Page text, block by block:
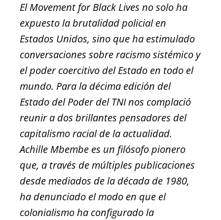
El Movement for Black Lives no solo ha
expuesto la brutalidad policial en
Estados Unidos, sino que ha estimulado
conversaciones sobre racismo sistémico y
el poder coercitivo del Estado en todo el
mundo. Para la décima edición del
Estado del Poder del TNI nos complació
reunir a dos brillantes pensadores del
capitalismo racial de la actualidad.
Achille Mbembe es un filósofo pionero
que, a través de múltiples publicaciones
desde mediados de la década de 1980,
ha denunciado el modo en que el
colonialismo ha configurado la